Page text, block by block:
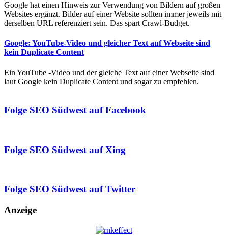
Google hat einen Hinweis zur Verwendung von Bildern auf großen
Websites ergänzt. Bilder auf einer Website sollten immer jeweils mit
derselben URL referenziert sein. Das spart Crawl-Budget.
Google: YouTube-Video und gleicher Text auf Webseite sind
kein Duplicate Content
Ein YouTube -Video und der gleiche Text auf einer Webseite sind
laut Google kein Duplicate Content und sogar zu empfehlen.
Folge SEO Südwest auf Facebook
Folge SEO Südwest auf Xing
Folge SEO Südwest auf Twitter
Anzeige